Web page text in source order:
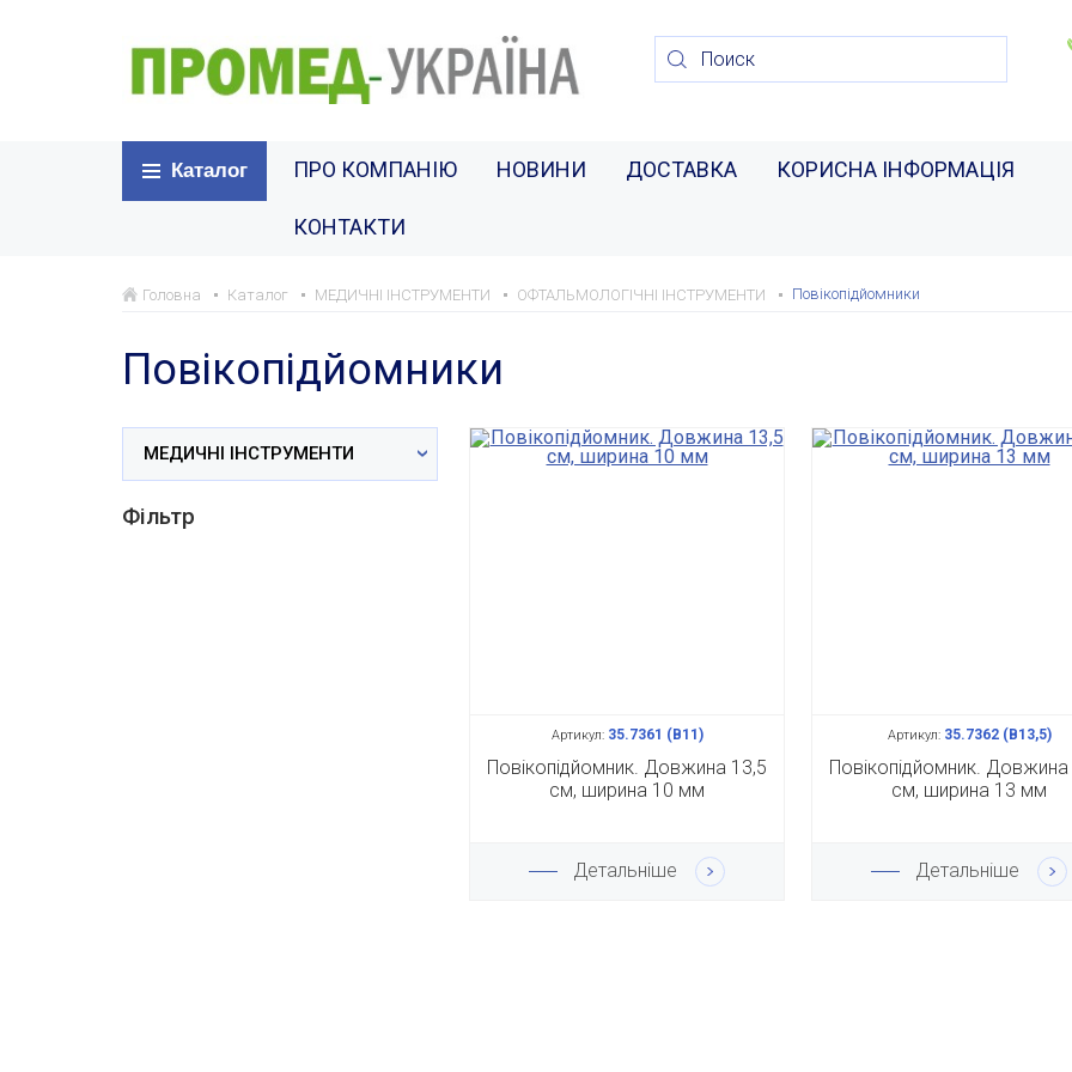
Каталог ПРО КОМПАНІЮ НОВИНИ ДОСТАВКА КОРИСНА ІНФОРМАЦІЯ
КОНТАКТИ
Головна Каталог МЕДИЧНІ ІНСТРУМЕНТИ ОФТАЛЬМОЛОГІЧНІ ІНСТРУМЕНТИ Повікопідйомники
Повікопідйомники
МЕДИЧНІ ІНСТРУМЕНТИ
Фільтр
Артикул:35.7361 (В11)
Повікопідйомник. Довжина 13,5
см, ширина 10 мм
Детальніше
Артикул:35.7362 (В13,5)
Повікопідйомник.
см, ширина 13 мм
Детальніше